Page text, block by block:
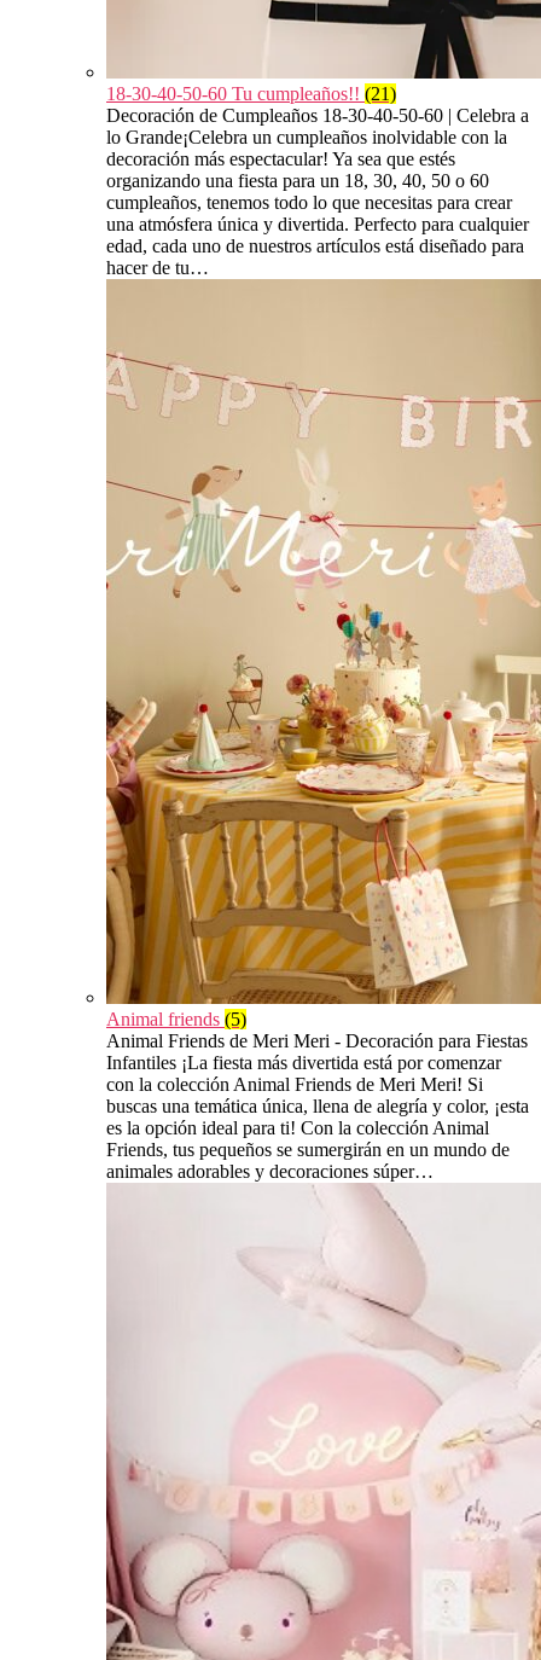
18-30-40-50-60 Tu cumpleaños!! (21)
Decoración de Cumpleaños 18-30-40-50-60 | Celebra a
lo Grande¡Celebra un cumpleaños inolvidable con la
decoración más espectacular! Ya sea que estés
organizando una fiesta para un 18, 30, 40, 50 o 60
cumpleaños, tenemos todo lo que necesitas para crear
una atmósfera única y divertida. Perfecto para cualquier
edad, cada uno de nuestros artículos está diseñado para
hacer de tu…
Animal friends (5)
Animal Friends de Meri Meri - Decoración para Fiestas
Infantiles ¡La fiesta más divertida está por comenzar
con la colección Animal Friends de Meri Meri! Si
buscas una temática única, llena de alegría y color, ¡esta
es la opción ideal para ti! Con la colección Animal
Friends, tus pequeños se sumergirán en un mundo de
animales adorables y decoraciones súper…